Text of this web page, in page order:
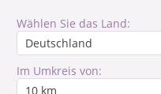
Wählen Sie das Land:
Im Umkreis von: